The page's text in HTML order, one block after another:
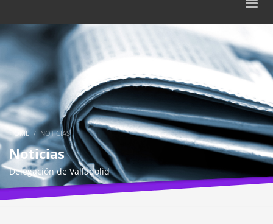
HOME NOTICIAS
Noticias
Delegación de Valladolid